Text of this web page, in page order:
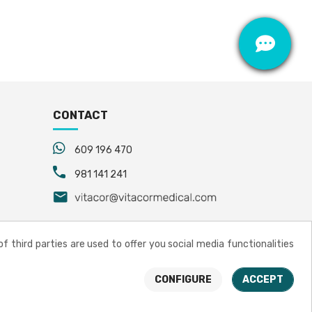
CONTACT
609 196 470
981 141 241
Vitacor Medical © 2021
third parties are used to offer you social media functionalities
ACCEPT
CONFIGURE